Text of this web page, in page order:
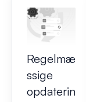
Regelmæ
ssige
opdaterin